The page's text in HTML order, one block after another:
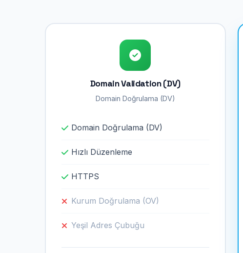
Domain Validation (DV)
Domain Doğrulama (DV)
Domain Doğrulama (DV)
Hızlı Düzenleme
HTTPS
Kurum Doğrulama (OV)
Yeşil Adres Çubuğu